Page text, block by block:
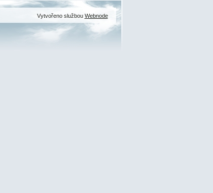
Vytvořeno službou Webnode